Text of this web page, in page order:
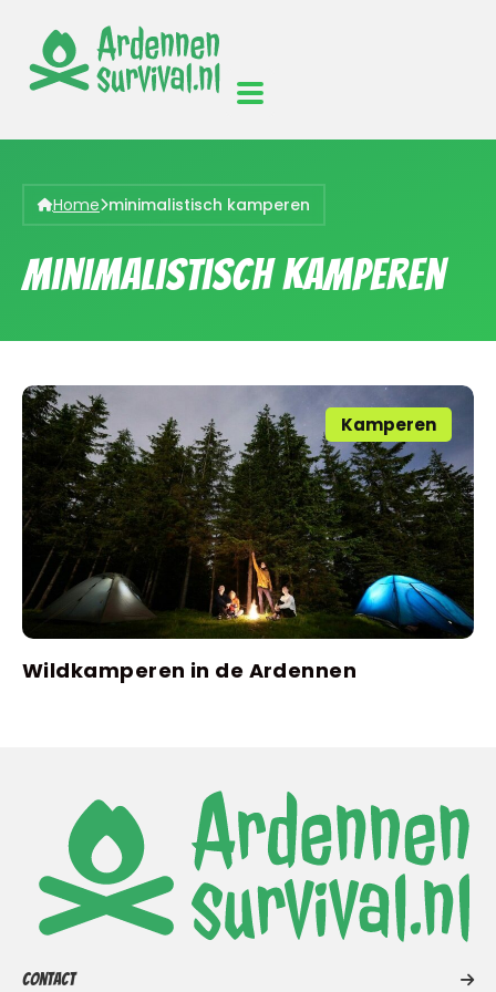
Home minimalistisch kamperen
minimalistisch kamperen
Kamperen
Wildkamperen in de Ardennen
Contact